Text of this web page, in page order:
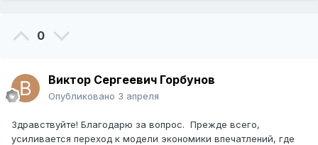
0
Виктор Сергеевич Горбунов
Опубликовано 3 апреля
Здравствуйте! Благодарю за вопрос. Прежде всего,
усиливается переход к модели экономики впечатлений, где